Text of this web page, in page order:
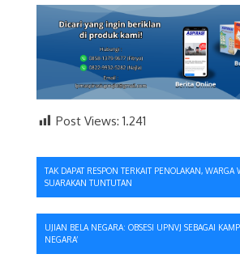
Post Views: 1.241
Navigasi
pos
TAK DAPAT RESPON TERKAIT PENOLAKAN, WARGA
SUARAKAN TUNTUTAN
UJIAN BELA NEGARA: OBSESI UPNVJ SEBAGAI
NEGARA’